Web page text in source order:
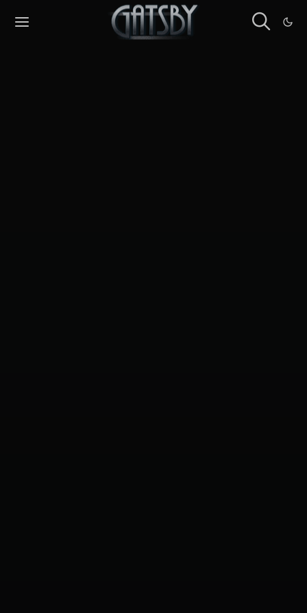
Cookies management panel